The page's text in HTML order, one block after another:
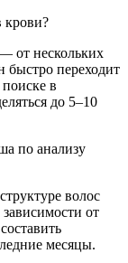
крови?
от нескольких
быстро переходит
в
до 5–10
по анализу
волос
от
месяцы.